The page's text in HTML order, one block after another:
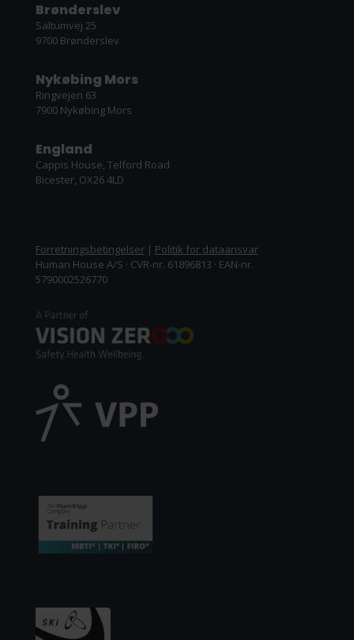
Brønderslev
Saltumvej 25
9700 Brønderslev
Nykøbing Mors
Ringvejen 63
7900 Nykøbing Mors
England
Cappis House, Telford Road
Bicester, OX26 4LD
Forretningsbetingelser| Politik for dataansvar
Human House A/S · CVR-nr. 61896813 · EAN-nr.
5790002526770